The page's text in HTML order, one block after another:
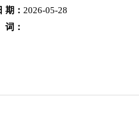
期： 2026-05-28
：